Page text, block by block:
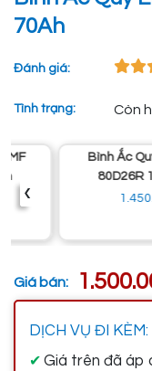
70Ah
Đánh giá:
Tình trạng: Còn
Bình Ắc Quy Troy
80D26R 12V-
1.450.000đ
‹
Giá bán:
DỊCH VỤ ĐI KÈM:
✔ Giá trên đã áp